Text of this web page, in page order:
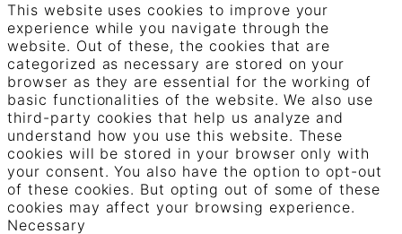
This website uses cookies to improve your
experience while you navigate through the
website. Out of these, the cookies that are
categorized as necessary are stored on your
browser as they are essential for the working of
basic functionalities of the website. We also use
third-party cookies that help us analyze and
understand how you use this website. These
cookies will be stored in your browser only with
your consent. You also have the option to opt-out
of these cookies. But opting out of some of these
cookies may affect your browsing experience.
Necessary